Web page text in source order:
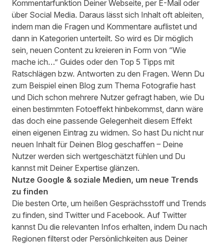
Kommentarfunktion Deiner Webseite, per E-Mail oder
über Social Media. Daraus lässt sich Inhalt oft ableiten,
indem man die Fragen und Kommentare auflistet und
dann in Kategorien unterteilt. So wird es Dir möglich
sein, neuen Content zu kreieren in Form von “Wie
mache ich…” Guides oder den Top 5 Tipps mit
Ratschlägen bzw. Antworten zu den Fragen. Wenn Du
zum Beispiel einen Blog zum Thema Fotografie hast
und Dich schon mehrere Nutzer gefragt haben, wie Du
einen bestimmten Fotoeffekt hinbekommst, dann wäre
das doch eine passende Gelegenheit diesem Effekt
einen eigenen Eintrag zu widmen. So hast Du nicht nur
neuen Inhalt für Deinen Blog geschaffen – Deine
Nutzer werden sich wertgeschätzt fühlen und Du
kannst mit Deiner Expertise glänzen.
Nutze Google & soziale Medien, um neue Trends
zu finden
Die besten Orte, um heißen Gesprächsstoff und Trends
zu finden, sind Twitter und Facebook. Auf Twitter
kannst Du die relevanten Infos erhalten, indem Du nach
Regionen filterst oder Persönlichkeiten aus Deiner